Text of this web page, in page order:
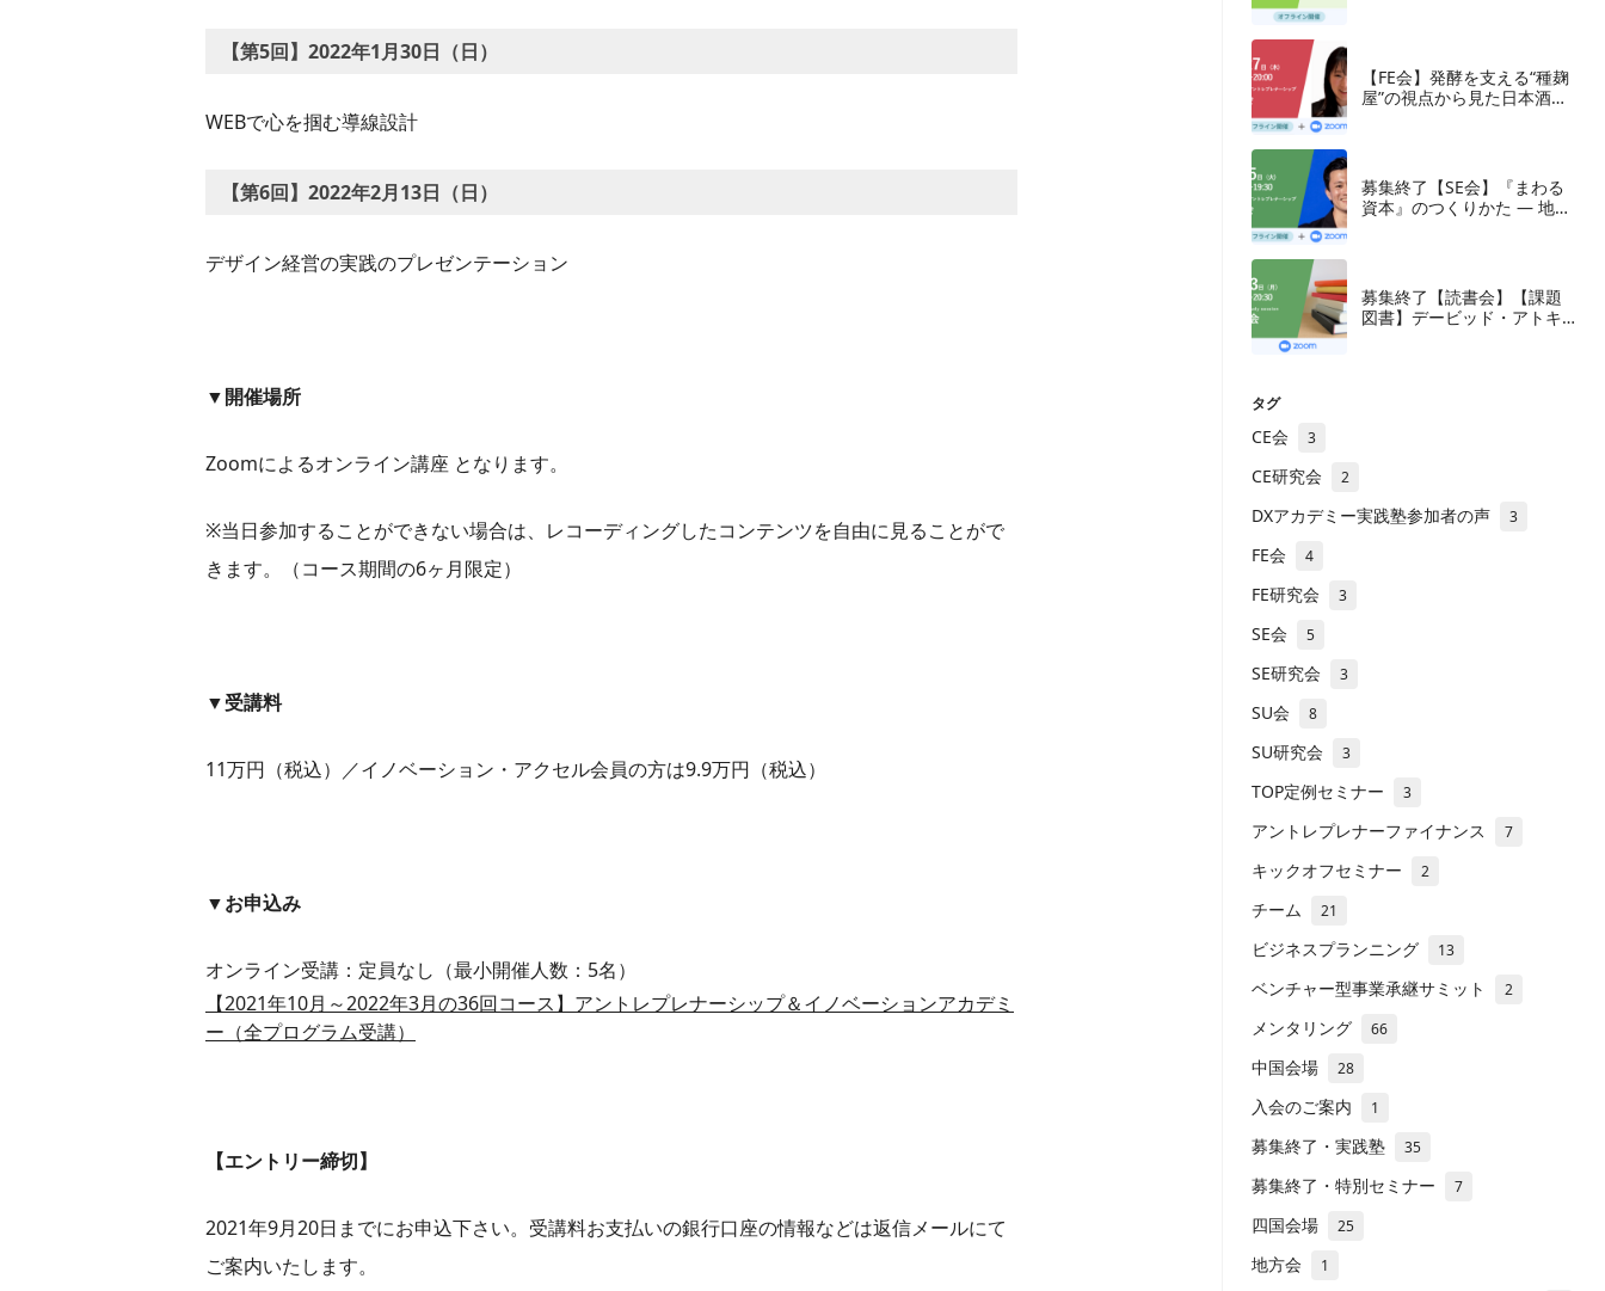
【第5回】2022年1月30日（日）
WEBで心を掴む導線設計
【第6回】2022年2月13日（日）
デザイン経営の実践のプレゼンテーション
▼開催場所
Zoomによるオンライン講座 となります。
※当日参加することができない場合は、レコーディングしたコンテンツを自由に見ることがで
きます。（コース期間の6ヶ月限定）
▼受講料
11万円（税込）／イノベーション・アクセル会員の方は9.9万円（税込）
▼お申込み
オンライン受講：定員なし（最小開催人数：5名）
【2021年10月～2022年3月の36回コース】アントレプレナーシップ＆イノベーションアカデミ
ー（全プログラム受講）
【エントリー締切】
2021年9月20日までにお申込下さい。受講料お支払いの銀行口座の情報などは返信メールにて
ご案内いたします。
【FE会】発酵を支える“種麹
屋”の視点から見た日本酒産
募集終了【SE会】『まわる
資本』のつくりかた — 地方
募集終了【読書会】【課題
図書】デービッド・アトキ
タグ
CE会 3
CE研究会 2
DXアカデミー実践塾参加者の声 3
FE会 4
FE研究会 3
SE会 5
SE研究会 3
SU会 8
SU研究会 3
TOP定例セミナー 3
アントレプレナーファイナンス 7
キックオフセミナー 2
チーム 21
ビジネスプランニング 13
ベンチャー型事業承継サミット 2
メンタリング 66
中国会場 28
入会のご案内 1
募集終了・実践塾 35
募集終了・特別セミナー 7
四国会場 25
地方会 1